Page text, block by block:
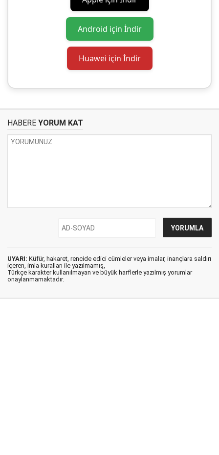
Android için İndir
Huawei için İndir
HABERE YORUM KAT
UYARI: Küfür, hakaret, rencide edici cümleler veya imalar, inançlara saldırı
içeren, imla kuralları ile yazılmamış,
Türkçe karakter kullanılmayan ve büyük harflerle yazılmış yorumlar
onaylanmamaktadır.